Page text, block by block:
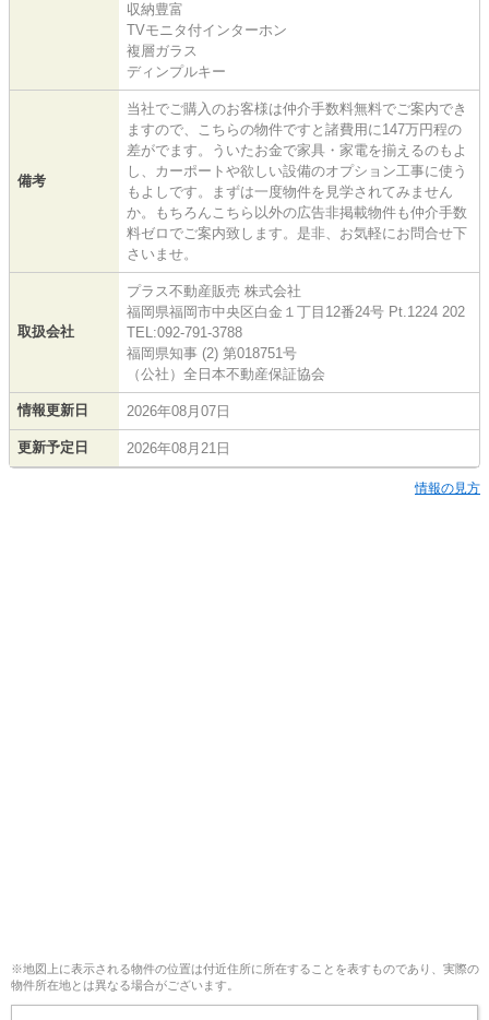
収納豊富
TVモニタ付インターホン
複層ガラス
ディンプルキー
備考
当社でご購入のお客様は仲介手数料無料でご案内でき
ますので、こちらの物件ですと諸費用に147万円程の
差がでます。ういたお金で家具・家電を揃えるのもよ
し、カーポートや欲しい設備のオプション工事に使う
もよしです。まずは一度物件を見学されてみません
か。もちろんこちら以外の広告非掲載物件も仲介手数
料ゼロでご案内致します。是非、お気軽にお問合せ下
さいませ。
取扱会社
プラス不動産販売 株式会社
福岡県福岡市中央区白金１丁目12番24号 Pt.1224 202
TEL:092-791-3788
福岡県知事 (2) 第018751号
（公社）全日本不動産保証協会
情報更新日 2026年08月07日
更新予定日 2026年08月21日
情報の見方
※地図上に表示される物件の位置は付近住所に所在することを表すものであり、実際の
物件所在地とは異なる場合がございます。